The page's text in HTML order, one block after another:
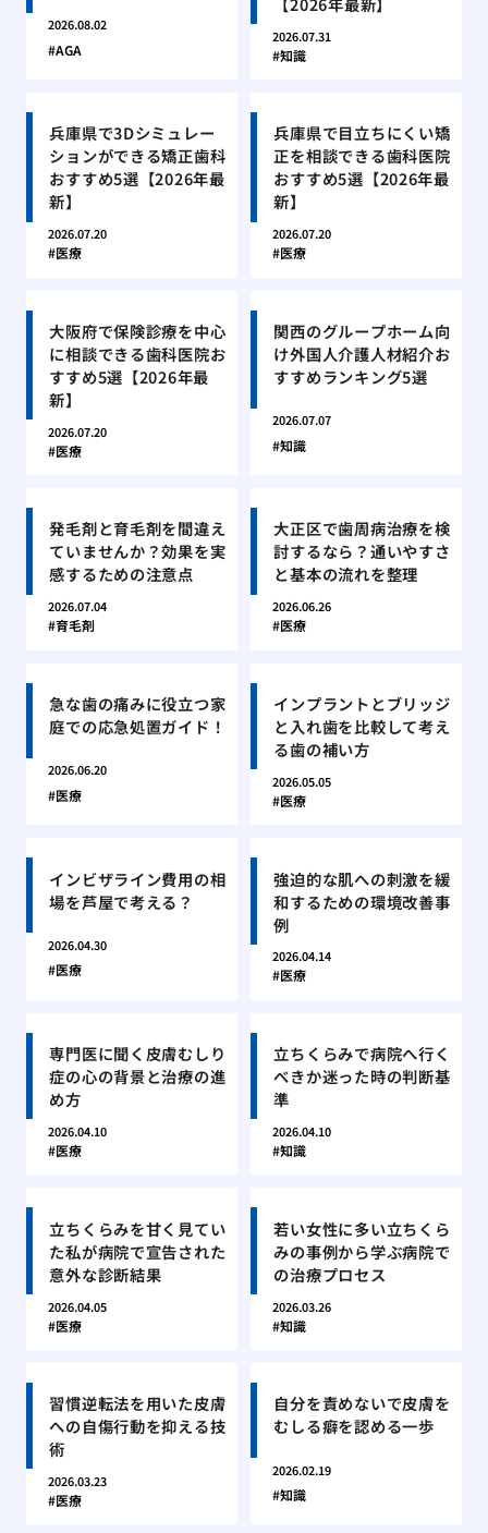
2026.08.02
AGA
2026.07.31
知識
兵庫県で3Dシミュレー
ションができる矯正歯科
おすすめ5選【2026年最
新】
2026.07.20
医療
兵庫県で目立ちにくい矯
正を相談できる歯科医院
おすすめ5選【2026年最
新】
2026.07.20
医療
大阪府で保険診療を中心
に相談できる歯科医院お
すすめ5選【2026年最
新】
2026.07.20
医療
関西のグループホーム向
け外国人介護人材紹介お
すすめランキング5選
2026.07.07
知識
発毛剤と育毛剤を間違え
ていませんか？効果を実
感するための注意点
2026.07.04
育毛剤
大正区で歯周病治療を検
討するなら？通いやすさ
と基本の流れを整理
2026.06.26
医療
急な歯の痛みに役立つ家
庭での応急処置ガイド！
2026.06.20
医療
インプラントとブリッジ
と入れ歯を比較して考え
る歯の補い方
2026.05.05
医療
インビザライン費用の相
場を芦屋で考える？
2026.04.30
医療
強迫的な肌への刺激を緩
和するための環境改善事
例
2026.04.14
医療
専門医に聞く皮膚むしり
症の心の背景と治療の進
め方
2026.04.10
医療
立ちくらみで病院へ行く
べきか迷った時の判断基
準
2026.04.10
知識
立ちくらみを甘く見てい
た私が病院で宣告された
意外な診断結果
2026.04.05
医療
若い女性に多い立ちくら
みの事例から学ぶ病院で
の治療プロセス
2026.03.26
知識
習慣逆転法を用いた皮膚
への自傷行動を抑える技
術
2026.03.23
医療
自分を責めないで皮膚を
むしる癖を認める一歩
2026.02.19
知識